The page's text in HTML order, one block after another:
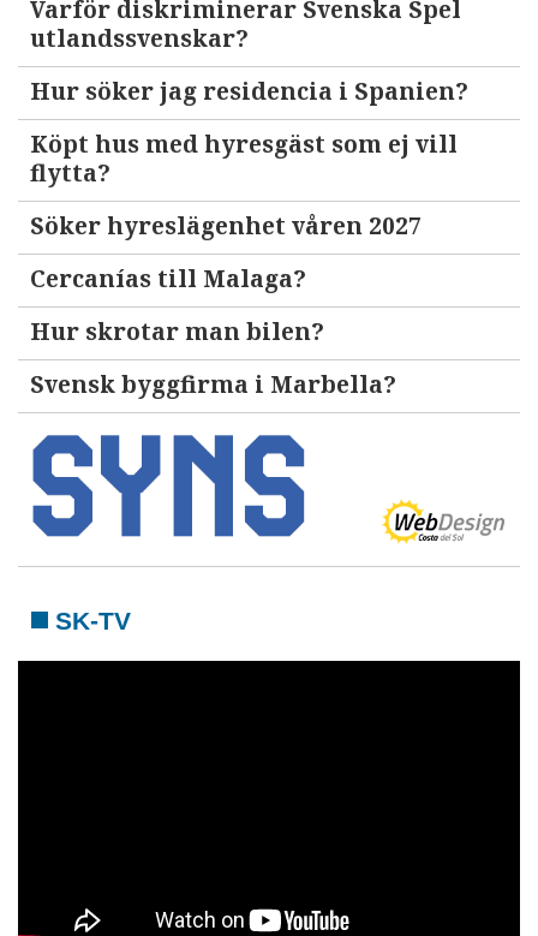
Varför diskriminerar Svenska Spel
utlandssvenskar?
Hur söker jag residencia i Spanien?
Köpt hus med hyresgäst som ej vill
flytta?
Söker hyreslägenhet våren 2027
Cercanías till Malaga?
Hur skrotar man bilen?
Svensk byggfirma i Marbella?
SK-TV